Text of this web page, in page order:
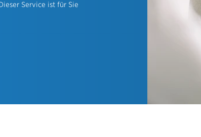
Service ist für Sie